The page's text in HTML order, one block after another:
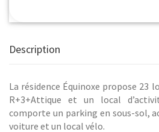
Description
La résidence Équinoxe propose 23
R+3+Attique et un local
comporte un parking en sous-sol,
voiture et un local vélo.